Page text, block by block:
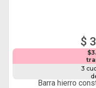
$
3
Barra hierro